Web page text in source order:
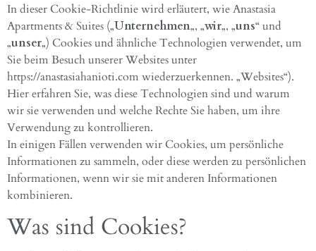
In dieser Cookie-Richtlinie wird erläutert, wie Anastasia
Apartments & Suites („Unternehmen„, „wir„, „uns“ und
„unser„) Cookies und ähnliche Technologien verwendet, um
Sie beim Besuch unserer Websites unter
https://anastasiahanioti.com wiederzuerkennen. „Websites“).
Hier erfahren Sie, was diese Technologien sind und warum
wir sie verwenden und welche Rechte Sie haben, um ihre
Verwendung zu kontrollieren.
In einigen Fällen verwenden wir Cookies, um persönliche
Informationen zu sammeln, oder diese werden zu persönlichen
Informationen, wenn wir sie mit anderen Informationen
kombinieren.
Was sind Cookies?